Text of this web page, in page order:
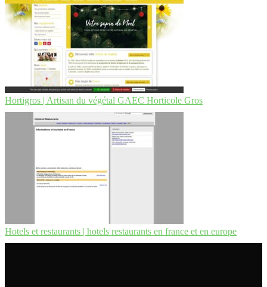
Hortigros | Artisan du végétal GAEC Horticole Gros
Hotels et restaurants | hotels restaurants en france et en europe